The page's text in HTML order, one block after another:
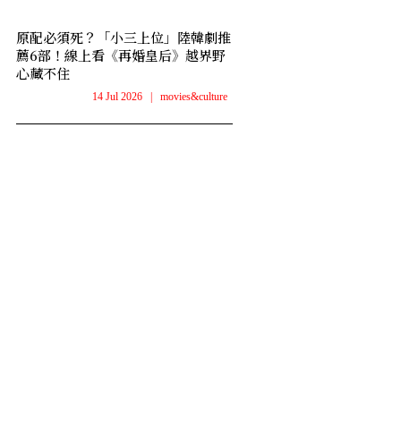
原配必須死？「小三上位」陸韓劇推
薦6部！線上看《再婚皇后》越界野
心藏不住
14 Jul 2026 movies&culture